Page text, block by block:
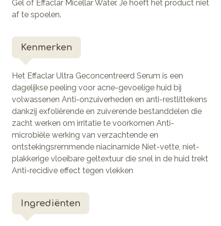
Gel of Effaclar Micellar Water. Je hoeft het product niet
af te spoelen.
Kenmerken
Het Effaclar Ultra Geconcentreerd Serum is een
dagelijkse peeling voor acne-gevoelige huid bij
volwassenen Anti-onzuiverheden en anti-restlittekens
dankzij exfoliërende en zuiverende bestanddelen die
zacht werken om irritatie te voorkomen Anti-
microbiële werking van verzachtende en
ontstekingsremmende niacinamide Niet-vette, niet-
plakkerige vloeibare geltextuur die snel in de huid trekt
Anti-recidive effect tegen vlekken
Ingrediënten